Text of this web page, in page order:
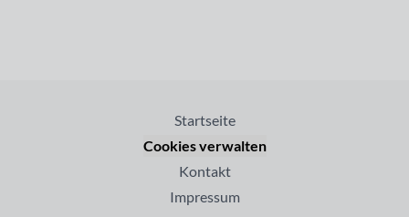
Startseite
Cookies verwalten
Kontakt
Impressum